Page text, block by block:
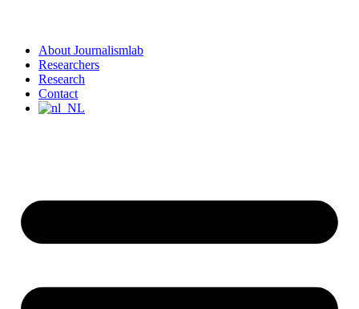
About Journalismlab
Researchers
Research
Contact